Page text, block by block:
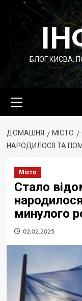
Перейти
БЛОГ КИЄВА:
меню
ДОМАШНЯ МІСТО
НАРОДИЛОСЯ ТА
Місто
Стало
минулого
02.02.2025